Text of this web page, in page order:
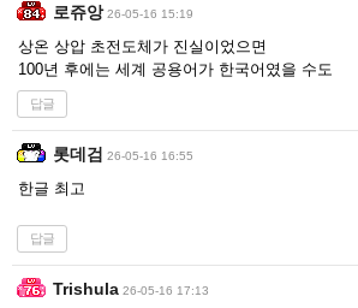
로쥬앙 26-05-16 15:19
상온 상압 초전도체가 진실이었으면
100년 후에는 세계 공용어가 한국어였을 수도
답글
롯데검 26-05-16 16:55
한글 최고
답글
Trishula 26-05-16 17:13